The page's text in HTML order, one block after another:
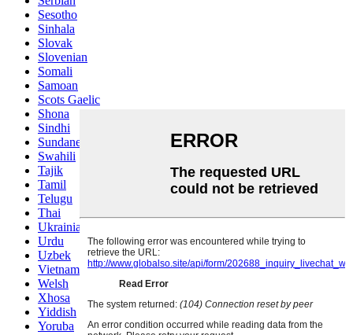
Sesotho
Sinhala
Slovak
Slovenian
Somali
Samoan
Scots Gaelic
Shona
Sindhi
Sundanese
Swahili
Tajik
Tamil
Telugu
Thai
Ukrainian
Urdu
Uzbek
Vietnamese
Welsh
Xhosa
Yiddish
Yoruba